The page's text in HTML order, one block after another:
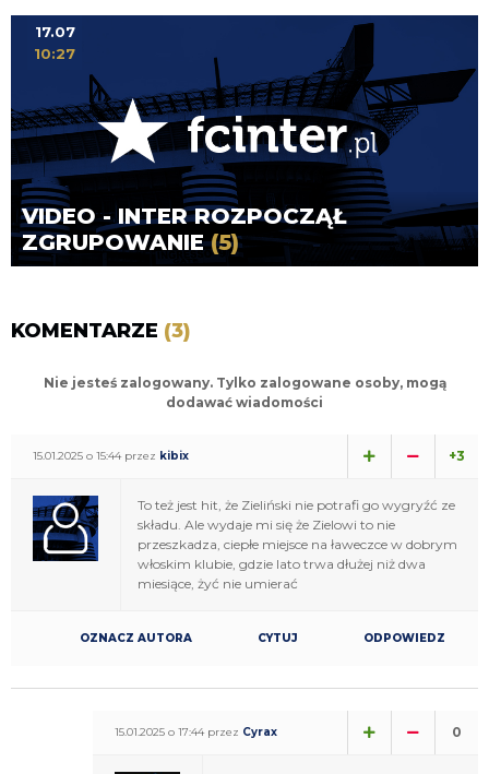
VIDEO - INTER ROZPOCZĄŁ
ZGRUPOWANIE(5)
17.07
10:27
KOMENTARZE (3)
Nie jesteś zalogowany. Tylko zalogowane osoby, mogą
dodawać wiadomości
15.01.2025 o 15:44 przez kibix +3
To też jest hit, że Zieliński nie potrafi go wygryźć ze
składu. Ale wydaje mi się że Zielowi to nie
przeszkadza, ciepłe miejsce na ławeczce w dobrym
włoskim klubie, gdzie lato trwa dłużej niż dwa
miesiące, żyć nie umierać
OZNACZ AUTORA CYTUJ ODPOWIEDZ
15.01.2025 o 17:44 przez Cyrax 0